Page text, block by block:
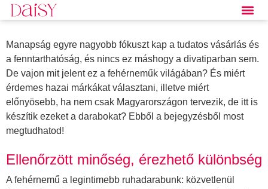
Manapság egyre nagyobb fókuszt kap a tudatos vásárlás és
a fenntarthatóság, és nincs ez máshogy a divatiparban sem.
De vajon mit jelent ez a fehérneműk világában? És miért
érdemes hazai márkákat választani, illetve miért
előnyösebb, ha nem csak Magyarországon tervezik, de itt is
készítik ezeket a darabokat? Ebből a bejegyzésből most
megtudhatod!
Ellenőrzött minőség, érezhető különbség
A fehérnemű a legintimebb ruhadarabunk: közvetlenül